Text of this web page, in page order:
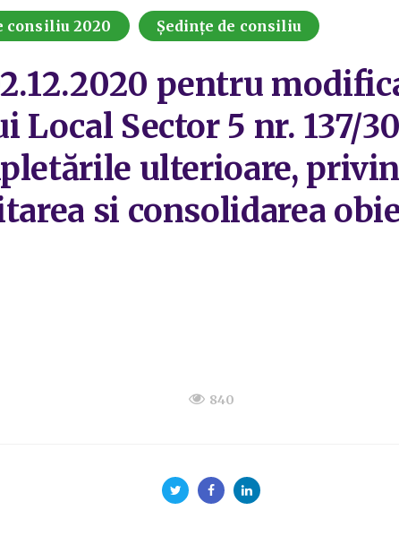
consiliu 2020 Ședințe de consiliu
pentru
Sector 5 nr. 137/
ulterioare,
si consolidarea
840